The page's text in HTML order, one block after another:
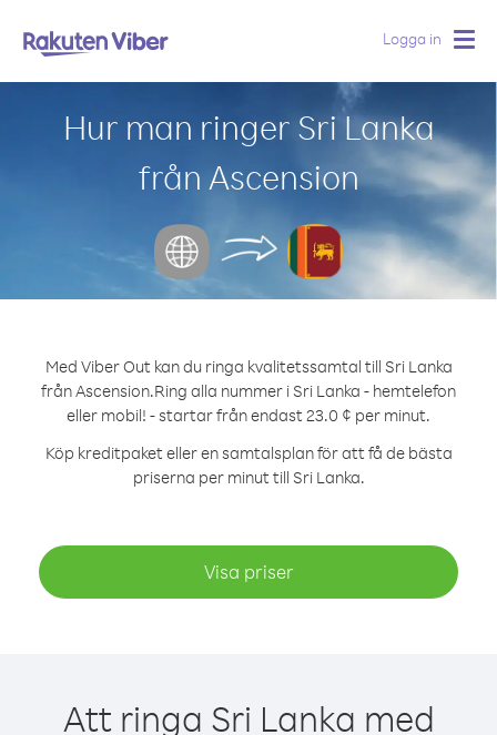
Logga in
Hur man ringer Sri Lanka
från Ascension
Med Viber Out kan du ringa kvalitetssamtal till Sri Lanka
från Ascension.Ring alla nummer i Sri Lanka - hemtelefon
eller mobil! - startar från endast 23.0 ¢ per minut.
Köp kreditpaket eller en samtalsplan för att få de bästa
priserna per minut till Sri Lanka.
Visa priser
Att ringa Sri Lanka med